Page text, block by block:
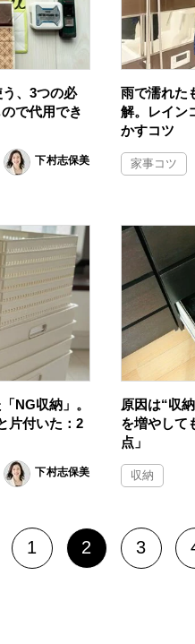
、3つの必
で代用でき
下村志保美
雨で濡れた
解。レイン
かすコツ
家事コツ
NG収納」。
片付いた：2
下村志保美
原因は“収
を増やして
点」
収納
1 2 3